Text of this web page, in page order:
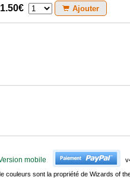
1.50€ Ajouter
mobile
couleurs sont la propriété de Wizards of